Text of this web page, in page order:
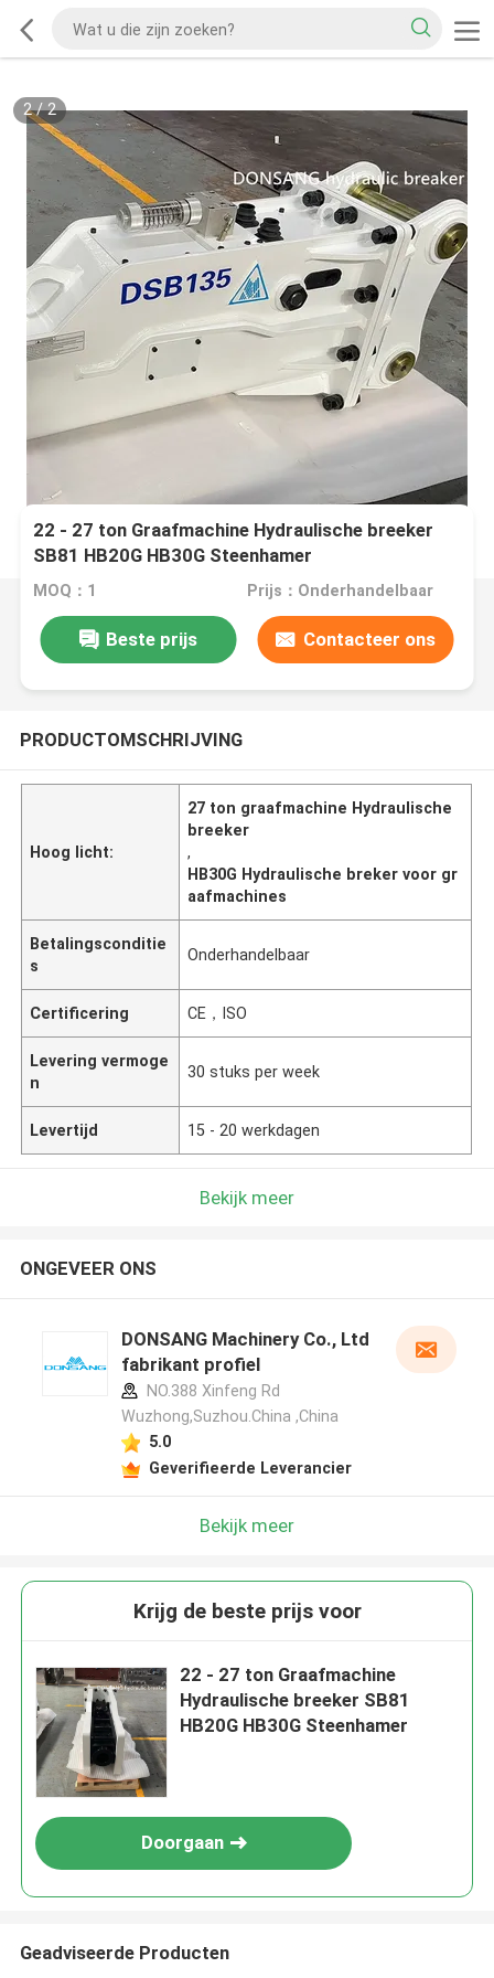
2/2
22 - 27 ton Graafmachine Hydraulische breeker
SB81 HB20G HB30G Steenhamer
MOQ：1 Prijs：Onderhandelbaar
Beste prijs Contacteer ons
PRODUCTOMSCHRIJVING
Hoog licht:
27 ton graafmachine Hydraulische
breeker
,
HB30G Hydraulische breker voor gr
aafmachines
Betalingsconditie
s
Onderhandelbaar
Certificering CE，ISO
Levering vermoge
n
30 stuks per week
Levertijd 15 - 20 werkdagen
Bekijk meer
ONGEVEER ONS
DONSANG Machinery Co., Ltd
fabrikant profiel
NO.388 Xinfeng Rd
Wuzhong,Suzhou.China ,China
5.0
Geverifieerde Leverancier
Bekijk meer
Krijg de beste prijs voor
22 - 27 ton Graafmachine
Hydraulische breeker SB81
HB20G HB30G Steenhamer
Doorgaan
Geadviseerde Producten